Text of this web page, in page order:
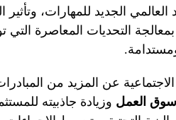
الجديد للمهارات، وتأثير
التحديات المعاصرة التي
عن المزيد من
سوق العمل وزيادة جاذبيته